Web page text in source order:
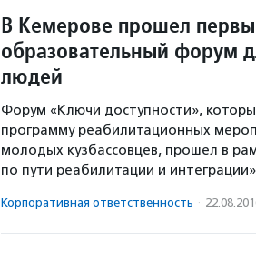
В Кемерове прошел
образовательный форум
людей
Форум «Ключи доступности»,
программу реабилитационных
молодых кузбассовцев, прошел в
по пути реабилитации и
Корпоративная ответственность ·